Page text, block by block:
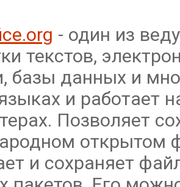
- один из
текстов,
базы данных и
и работает
Позволяет
открытом
и сохраняет